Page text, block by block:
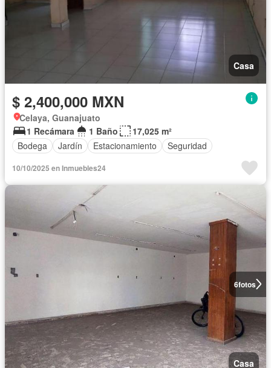
Casa
$ 2,400,000 MXN
Celaya, Guanajuato
1 Recámara
1 Baño
17,025 m²
Bodega
Jardín Estacionamiento Seguridad
10/10/2025 en Inmuebles24
6fotos
Casa